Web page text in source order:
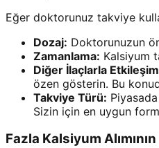
Eğer doktorunuz takviye
Dozaj: Doktorunuzun
Zamanlama: Kalsiyum
Diğer İlaçlarla
özen gösterin. Bu
Takviye Türü:
Sizin için en uygun
Fazla Kalsiyum